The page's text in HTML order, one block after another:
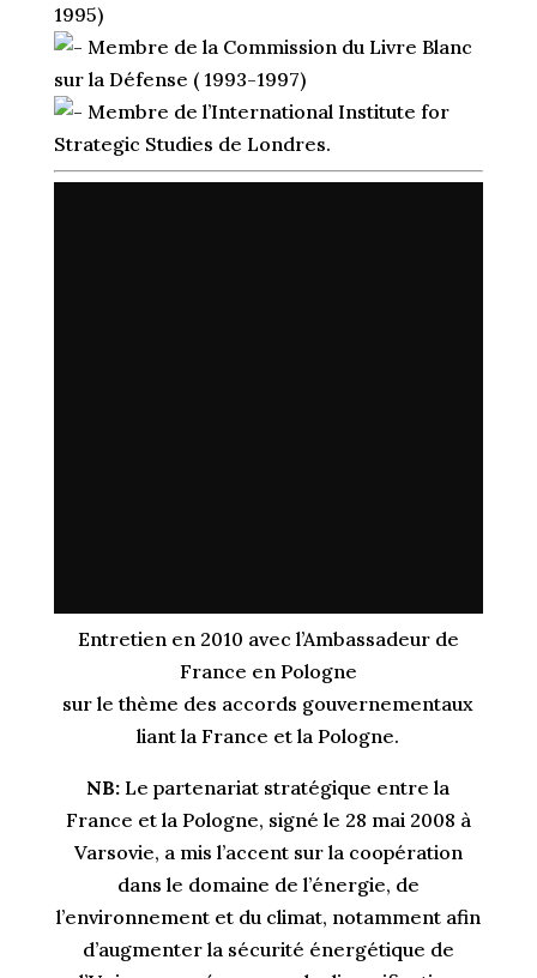
1995)
Membre de la Commission du Livre Blanc
sur la Défense ( 1993-1997)
Membre de l’International Institute for
Strategic Studies de Londres.
Entretien en 2010 avec l’Ambassadeur de
France en Pologne
sur le thème des accords gouvernementaux
liant la France et la Pologne.
NB: Le partenariat stratégique entre la
France et la Pologne, signé le 28 mai 2008 à
Varsovie, a mis l’accent sur la coopération
dans le domaine de l’énergie, de
l’environnement et du climat, notamment afin
d’augmenter la sécurité énergétique de